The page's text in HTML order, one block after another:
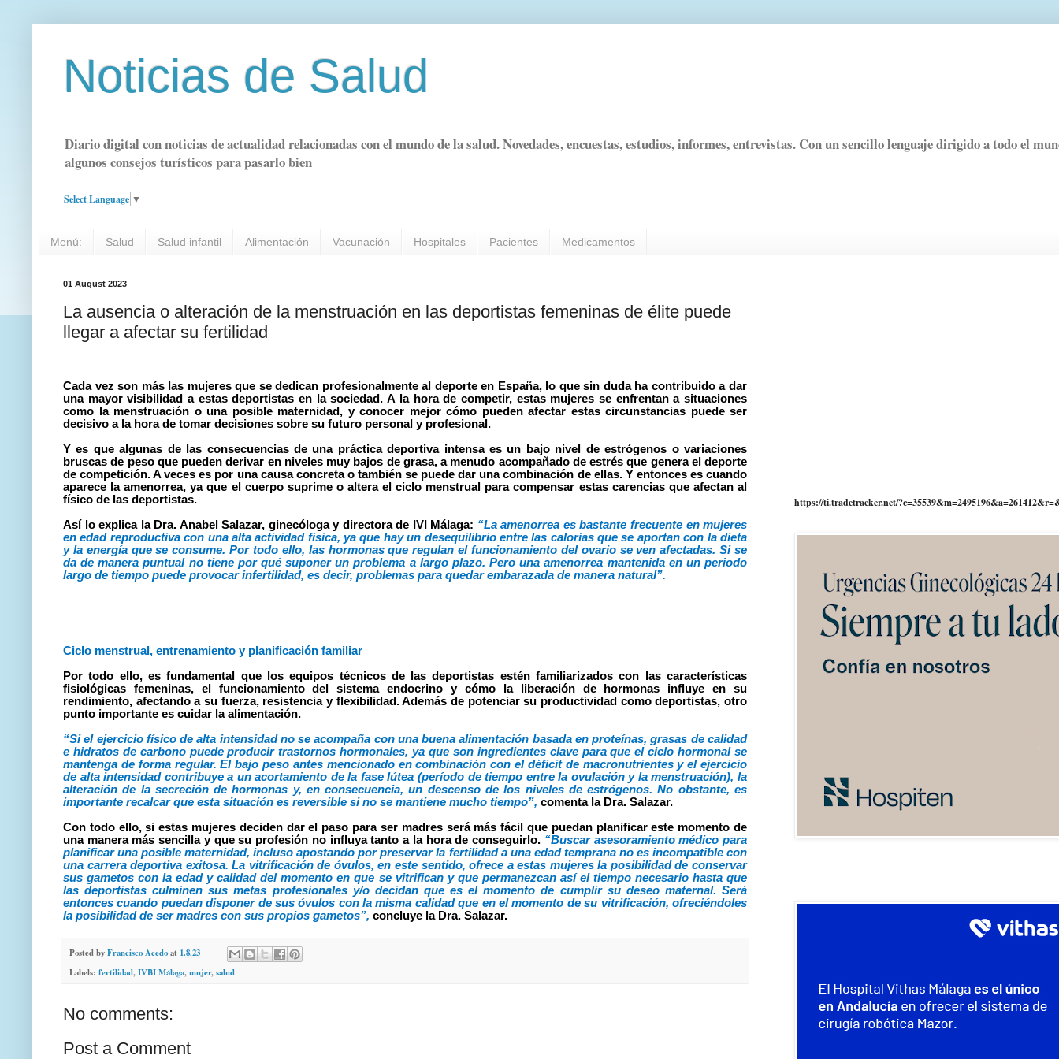
Noticias de Salud
Diario digital con noticias de actualidad relacionadas con el mundo de la salud. Novedades, encuestas, estudios, informes, entrevistas. Con un sencillo lenguaje dirigido a todo el
algunos consejos turísticos para pasarlo bien
Select Language ▼
Menú: Salud Salud infantil Alimentación Vacunación Hospitales Pacientes Medicamentos
01 August 2023
La ausencia o alteración de la menstruación en las deportistas femeninas de élite puede
llegar a afectar su fertilidad
Cada vez son más las mujeres que se dedican profesionalmente al deporte en España, lo que sin duda ha contribuido a dar
una mayor visibilidad a estas deportistas en la sociedad. A la hora de competir, estas mujeres se enfrentan a situaciones
como la menstruación o una posible maternidad, y conocer mejor cómo pueden afectar estas circunstancias puede ser
decisivo a la hora de tomar decisiones sobre su futuro personal y profesional.
Y es que algunas de las consecuencias de una práctica deportiva intensa es un bajo nivel de estrógenos o variaciones
bruscas de peso que pueden derivar en niveles muy bajos de grasa, a menudo acompañado de estrésque genera el deporte
decompetición. A veces es por una causa concreta o también se puede dar una combinación de ellas. Y entonces es cuando
aparece la amenorrea, ya que el cuerpo suprime o altera el ciclo menstrual para compensar estas carencias que afectan al
físico de las deportistas.
Así lo explica la Dra. AnabelSalazar, ginecóloga y directora de IVI Málaga: “La amenorrea es bastante frecuente en mujeres
en edad reproductiva con una alta actividad física, ya que hay un desequilibrio entre las calorías que se aportan con la dieta
y la energía que se consume. Por todo ello, las hormonas que regulan el funcionamiento del ovario se ven afectadas. Si se
da de manera puntual no tiene por qué suponer un problema a largo plazo. Pero una amenorrea mantenida en un periodo
largo de tiempo puede provocar infertilidad, es decir, problemas para quedar embarazada de manera natural”.
Ciclo menstrual, entrenamiento y planificación familiar
Por todo ello, es fundamental que los equipos técnicos de las deportistas estén familiarizados con las características
fisiológicas femeninas, el funcionamiento del sistema endocrino y cómo la liberación de hormonas influye en su
rendimiento, afectando a su fuerza, resistencia y flexibilidad. Además de potenciar su productividad como deportistas, otro
punto importante es cuidar la alimentación.
“Si el ejercicio físicode alta intensidad no se acompaña con una buena alimentación basada enproteínas, grasas de calidad
e hidratos de carbono puede producir trastornoshormonales, ya que soningredientes clave para que elciclohormonalse
mantenga de forma regular. El bajo peso antes mencionado en combinación con el déficit de macronutrientes y el ejercicio
de alta intensidad contribuye a un acortamiento de la fase lútea (período de tiempo entre la ovulación y la menstruación), la
alteración de la secreción de hormonas y, en consecuencia, un descenso de los niveles de estrógenos. No obstante, es
importante recalcar que esta situación es reversible si no se mantiene mucho tiempo”, comenta la Dra. Salazar.
Con todo ello, si estas mujeres deciden dar el paso para ser madres será más fácil que puedan planificar este momento de
una manera más sencilla y que su profesión no influya tanto a la hora de conseguirlo. “Buscar asesoramiento médico para
planificar una posible maternidad, incluso apostando por preservar la fertilidad a una edad temprana no es incompatible con
una carrera deportiva exitosa. La vitrificación de óvulos, en este sentido, ofrece a estas mujeres la posibilidad de conservar
sus gametos con la edad y calidad del momento en que se vitrifican y que permanezcan así el tiempo necesario hasta que
las deportistas culminen sus metas profesionales y/o decidan que es el momento de cumplir su deseo maternal. Será
entonces cuando puedan disponer de sus óvulos con la misma calidad que en el momento de su vitrificación, ofreciéndoles
la posibilidad de ser madres con sus propios gametos”, concluye la Dra. Salazar.
Posted byFrancisco Acedoat 1.8.23
Labels: fertilidad,IVBI Málaga,mujer,salud
No comments:
Post a Comment
https://ti.tradetracker.net/